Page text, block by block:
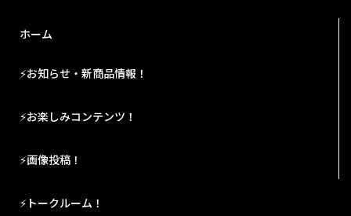
ホーム
⚡お知らせ・新商品情報！
⚡お楽しみコンテンツ！
⚡画像投稿！
⚡トークルーム！